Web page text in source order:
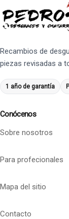
Recambios de
piezas revisadas a
1 año de garantía
Conócenos
Sobre nosotros
Para profecionales
Mapa del sitio
Contacto